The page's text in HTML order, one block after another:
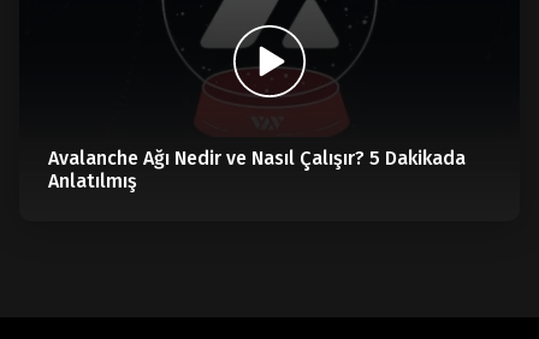
Avalanche Ağı Nedir ve Nasıl Çalışır? 5 Dakikada
Anlatılmış